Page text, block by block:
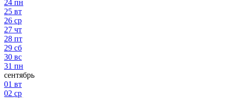
24 пн
25 вт
26 ср
27 чт
28 пт
29 сб
30 вс
31 пн
сентябрь
01 вт
02 ср